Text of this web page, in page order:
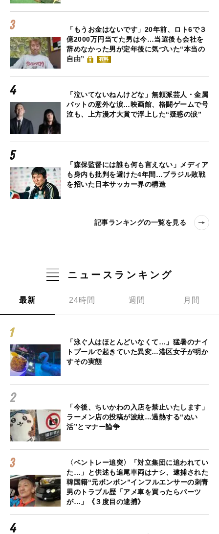
「もうお金はないです」20年前、ロト6で３
億2000万円当てた男は今…当選後も会社を
辞めなかった男が定年後に気づいた“本当の
自由”
有料
「泣いてないねんけどな」無頼派芸人・金属
バットの意外な涙…映画館、格闘ゲームで号
泣も、上方漫才大賞で浮上した“疑惑の涙”
「森保監督には誰も何も言えない」メディア
も身内も批判を避けた4年間…ブラジル敗戦
を招いた日本サッカー界の構造
記事ランキングの一覧を見る
ニュースランキング
最新 24時間 週間 月間
「泳ぐ人はほとんどいなくて…」猛暑のナイ
トプールで起きていた異変…港区女子が明か
すその実態
「今後、ちいかわの入店を禁止いたします」
ラーメン店の投稿が波紋…過熱する“ぬい
活”とマナー論争
〈ベントレー追突〉「対立集団に追われてい
た…」と供述も追尾車両はナシ、逮捕された
韓国籍“元ボンボン”インフルエンサーの刺青
男のトラブル歴「アメ車を買ったらパーツ
が…」《３度目の逮捕》